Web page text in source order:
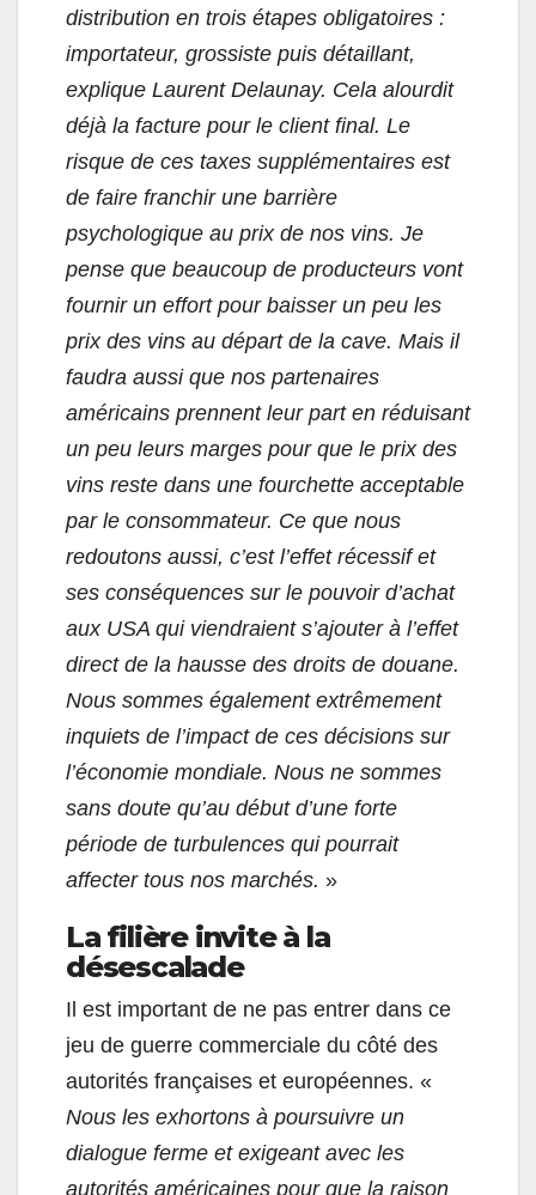
distribution en trois étapes obligatoires :
importateur, grossiste puis détaillant,
explique Laurent Delaunay. Cela alourdit
déjà la facture pour le client final. Le
risque de ces taxes supplémentaires est
de faire franchir une barrière
psychologique au prix de nos vins. Je
pense que beaucoup de producteurs vont
fournir un effort pour baisser un peu les
prix des vins au départ de la cave. Mais il
faudra aussi que nos partenaires
américains prennent leur part en réduisant
un peu leurs marges pour que le prix des
vins reste dans une fourchette acceptable
par le consommateur. Ce que nous
redoutons aussi, c’est l’effet récessif et
ses conséquences sur le pouvoir d’achat
aux USA qui viendraient s’ajouter à l’effet
direct de la hausse des droits de douane.
Nous sommes également extrêmement
inquiets de l’impact de ces décisions sur
l’économie mondiale. Nous ne sommes
sans doute qu’au début d’une forte
période de turbulences qui pourrait
affecter tous nos marchés. »
La filière invite à la
désescalade
Il est important de ne pas entrer dans ce
jeu de guerre commerciale du côté des
autorités françaises et européennes. «
Nous les exhortons à poursuivre un
dialogue ferme et exigeantavec les
autorités américaines pour que la raison